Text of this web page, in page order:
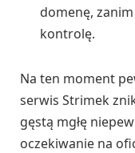
domenę,
kontrolę.
Na ten moment
serwis Strimek
gęstą mgłę
oczekiwanie na